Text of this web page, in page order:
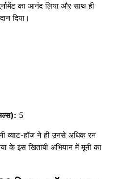
का आनंद लिया और साथ ही
दिया।
5
व्याट-हॉज ने ही उनसे अधिक रन
के इस खिताबी अभियान में मूनी का